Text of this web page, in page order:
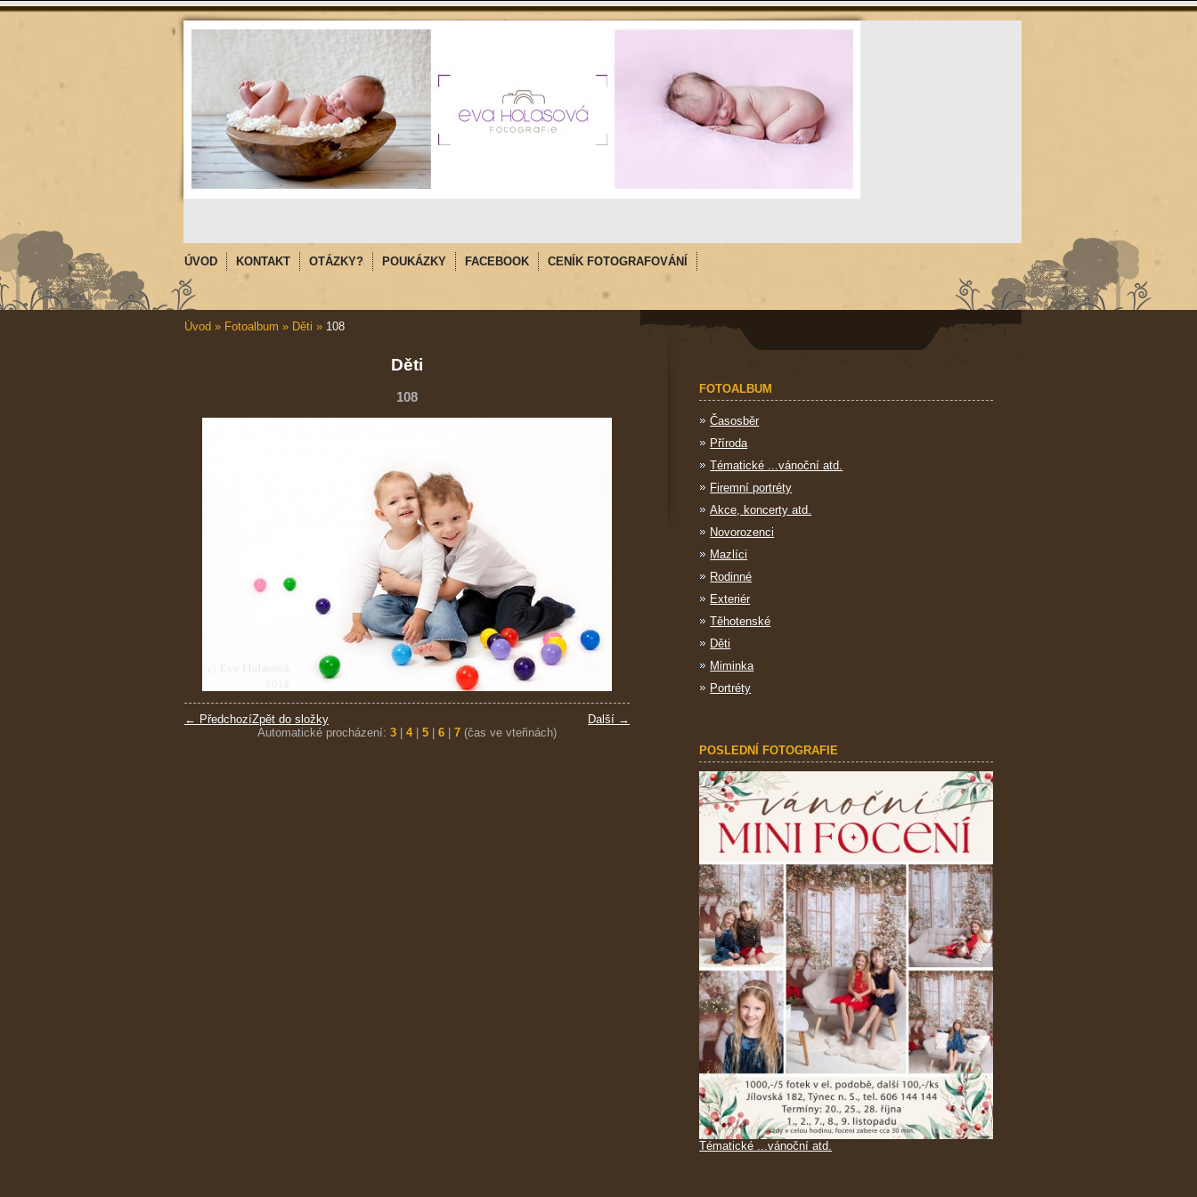
ÚVOD KONTAKT OTÁZKY? POUKÁZKY FACEBOOK CENÍK FOTOGRAFOVÁNÍ
Úvod » Fotoalbum » Děti » 108
Děti
108
← Předchozí Další →
Zpět do složky
Automatické procházení: 3 | 4| 5 | 6 | 7 (čas ve vteřinách)
FOTOALBUM
Časosběr
Příroda
Tématické ...vánoční atd.
Firemní portréty
Akce, koncerty atd.
Novorozenci
Mazlíci
Rodinné
Exteriér
Těhotenské
Děti
Miminka
Portréty
POSLEDNÍ FOTOGRAFIE
Tématické ...vánoční atd.